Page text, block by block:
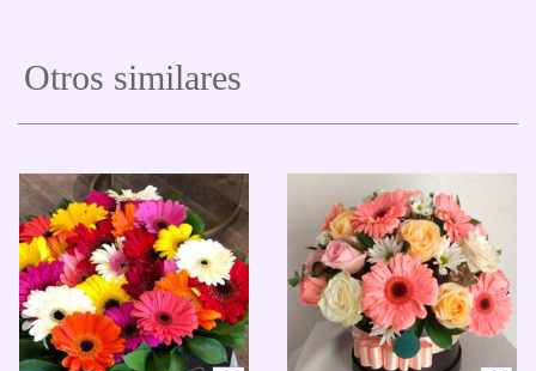
Otros similares